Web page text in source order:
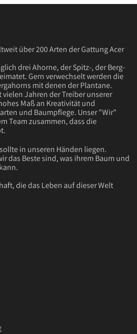
über 200 Arten der Gattung Acer
drei Ahorne, der Spitz-, der Berg-
Gern verwechselt werden die
mit denen der Plantane.
vielen Jahren der Treiber unserer
Maß an Kreativität und
und Baumpflege. Unser "Wir"
Team zusammen, dass die
in unseren Händen liegen.
das Beste sind, was ihrem Baum und
die das Leben auf dieser Welt